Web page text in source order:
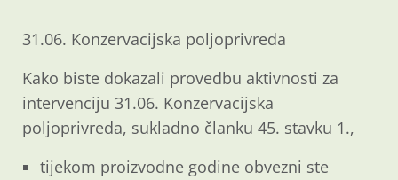
31.06. Konzervacijska poljoprivreda
Kako biste dokazali provedbu aktivnosti za
intervenciju 31.06. Konzervacijska
poljoprivreda, sukladno članku 45. stavku 1.,
tijekom proizvodne godine obvezni ste